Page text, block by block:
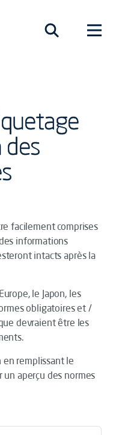
facilement comprises
informations
intacts après la
le Japon, les
obligatoires et /
devraient être les
remplissant le
aperçu des normes